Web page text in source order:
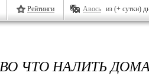
Рейтинги Авось из (+ сутки)
ВО ЧТО НАЛИТЬ